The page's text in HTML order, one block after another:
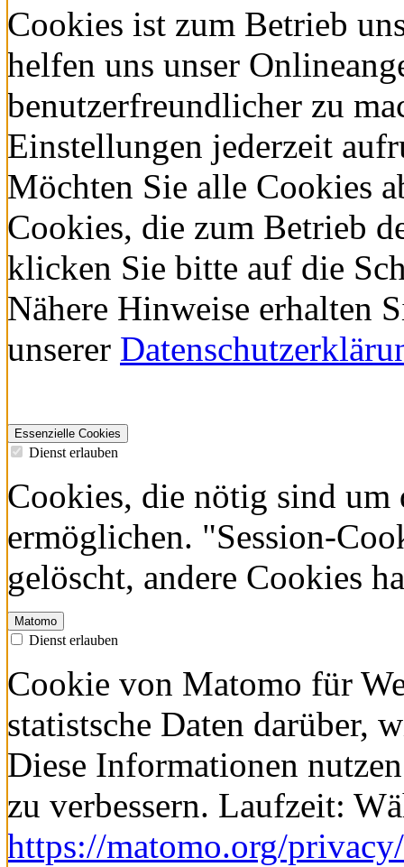
Cookies ist zum Betrieb
helfen uns unser
benutzerfreundlicher zu
Einstellungen jederzeit
Möchten Sie alle Cookies
Cookies, die zum Betrieb
klicken Sie bitte auf die
Nähere Hinweise erhalten
unserer
Essenzielle Cookies
Dienst erlauben
Cookies, die nötig sind um
ermöglichen. "Session-
gelöscht, andere Cookies
Matomo
Dienst erlauben
Cookie von Matomo für
statistsche Daten darüber,
Diese Informationen
zu verbessern. Laufzeit:
https://matomo.org/privacy/